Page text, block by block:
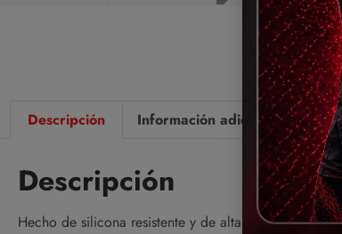
Descripción Información adicional
Descripción
Hecho de silicona resistente y de alta calidad, este